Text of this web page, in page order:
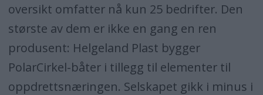
oversikt omfatter nå kun 25 bedrifter. Den
største av dem er ikke en gang en ren
produsent: Helgeland Plast bygger
PolarCirkel-båter i tillegg til elementer til
oppdrettsnæringen. Selskapet gikk i minus i